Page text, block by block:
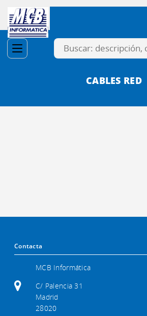
CABLES RED
Contacta
MCB Informática
C/ Palencia 31
Madrid
28020